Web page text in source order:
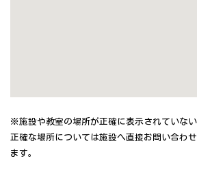
※施設や教室の場所が正確に表示されていない
正確な場所については施設へ直接お問い合わ
ます。